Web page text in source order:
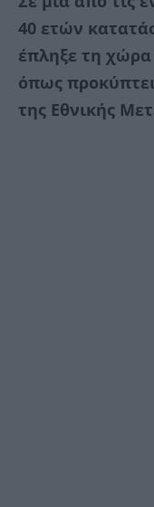
40 ετών
έπληξε τη χώρα
όπως
της Εθνικής